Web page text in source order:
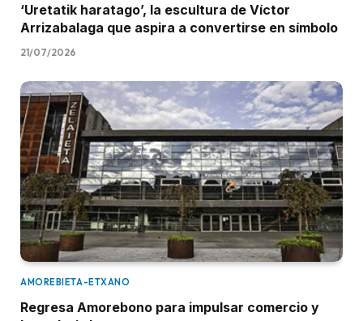
‘Uretatik haratago’, la escultura de Víctor
Arrizabalaga que aspira a convertirse en símbolo
21/07/2026
AMOREBIETA-ETXANO
Regresa Amorebono para impulsar comercio y